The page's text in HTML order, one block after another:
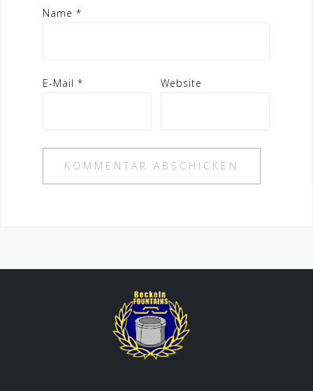
Name *
E-Mail * Website